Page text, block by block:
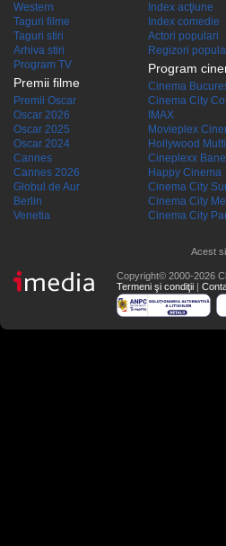
Western
Taguri filme
Taguri stiri
Arhiva stiri
Program TV
Premii filme
Premii Oscar
Oscar 2026
Oscar 2025
Oscar 2024
Cannes
Cannes 2026
Globul de Aur
Berlin
Venetia
Index acţiune
Index comedie
Actori populari
Regizori
Program
Cinema
Cinema City
IMAX
Movieplex
Hollywood
Cineplexx
Happy Cinema
Cinema City
Cinema City
Cinema City
Acest
Copyright© 2000-2026
Termeni şi condiţii |